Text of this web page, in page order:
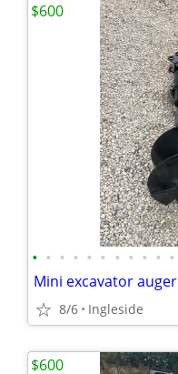
• • • • • • • • • • •
Mini excavator auger
8/6 Ingleside
$600
$600